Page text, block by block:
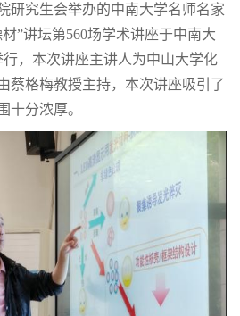
研究生会举办的中南大学名师名家
”讲坛第560场学术讲座于中南大
行，本次讲座主讲人为中山大学化
蔡格梅教授主持，本次讲座吸引了
十分浓厚。